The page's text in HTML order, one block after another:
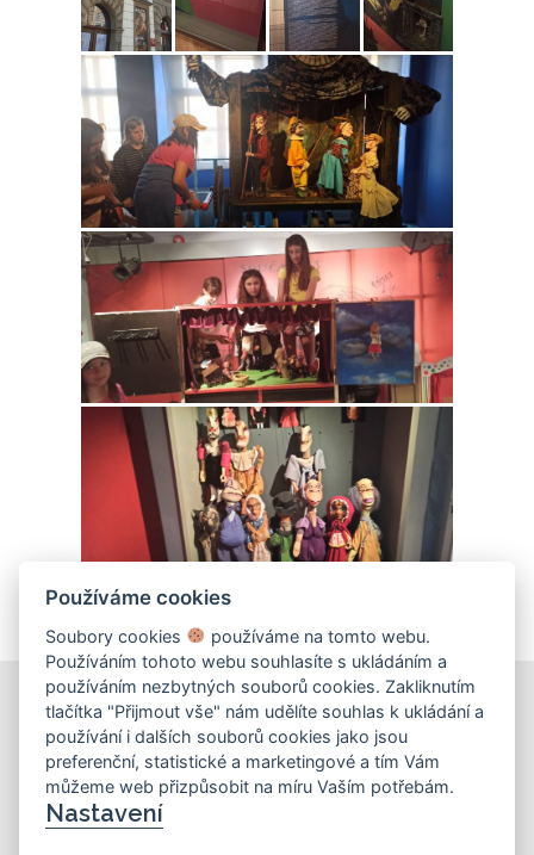
KONTAKT
Používáme cookies
Soubory cookies
používáme na tomto webu.
Používáním tohoto webu souhlasíte s ukládáním a
používáním nezbytných souborů cookies. Zakliknutím
tlačítka "Přijmout vše" nám udělíte souhlas k ukládání a
používání i dalších souborů cookies jako jsou
preferenční, statistické a marketingové a tím Vám
můžeme web přizpůsobit na míru Vaším potřebám.
Nastavení